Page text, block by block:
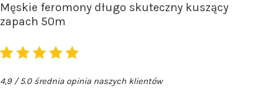
Męskie feromony długo skuteczny kuszący
zapach 50m
4,9 / 5.0 średnia opinia naszych klientów